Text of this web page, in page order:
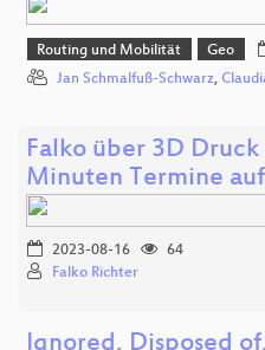
Routing und Mobilität Geo
Jan Schmalfuß-Schwarz,
Falko über 3D
Minuten Termine
2023-08-16
64
Falko Richter